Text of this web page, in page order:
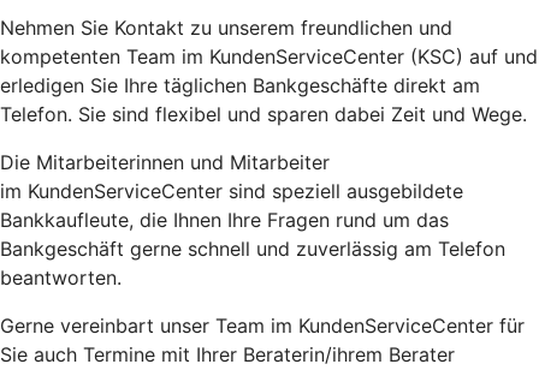
Nehmen Sie Kontakt zu unserem freundlichen und
kompetenten Team im KundenServiceCenter (KSC) auf und
erledigen Sie Ihre täglichen Bankgeschäfte direkt am
Telefon. Sie sind flexibel und sparen dabei Zeit und Wege.
Die Mitarbeiterinnen und Mitarbeiter
im KundenServiceCenter sind speziell ausgebildete
Bankkaufleute, die Ihnen Ihre Fragen rund um das
Bankgeschäft gerne schnell und zuverlässig am Telefon
beantworten.
Gerne vereinbart unser Team im KundenServiceCenter für
Sie auch Termine mit Ihrer Beraterin/ihrem Berater